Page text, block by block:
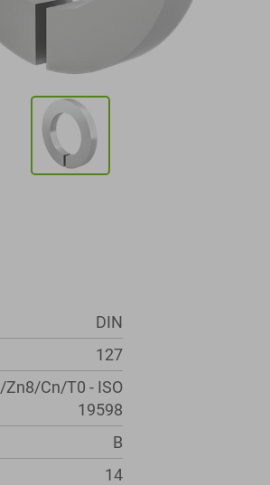
DIN
127
Zn8/Cn/T0 - ISO
19598
B
14